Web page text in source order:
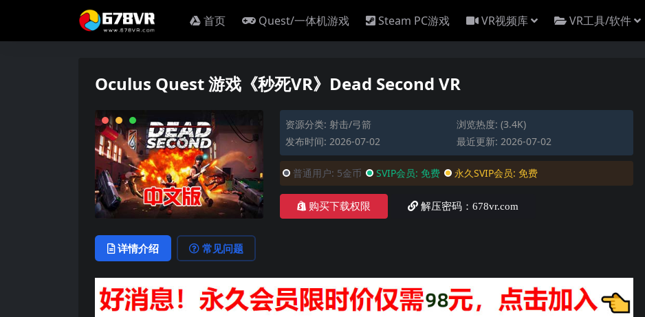
首页 Quest/一体机游戏 Steam PC游戏 VR视频库 VR工具/软件
Oculus Quest 游戏《秒死VR》Dead Second VR
资源分类: 射击/弓箭
浏览热度: (3.4K)
发布时间: 2026-07-02
最近更新: 2026-07-02
普通用户: 5金币 SVIP会员: 免费 永久SVIP会员: 免费
购买下载权限 解压密码：678vr.com
详情介绍 常见问题